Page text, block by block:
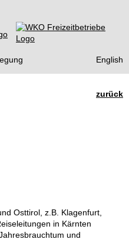
English
zurück
Osttirol, z.B. Klagenfurt,
in Kärnten
und